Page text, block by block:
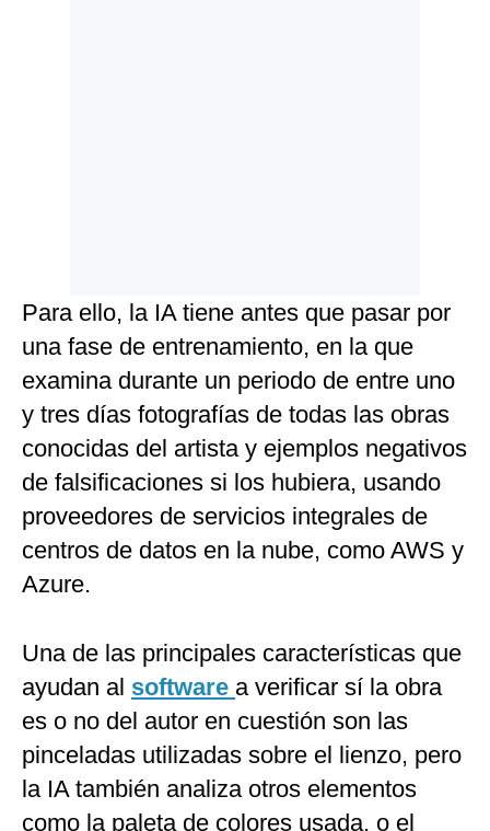
Para ello, la IA tiene antes que pasar por
una fase de entrenamiento, en la que
examina durante un periodo de entre uno
y tres días fotografías de todas las obras
conocidas del artista y ejemplos negativos
de falsificaciones si los hubiera, usando
proveedores de servicios integrales de
centros de datos en la nube, como AWS y
Azure.
Una de las principales características que
ayudan al software a verificar sí la obra
es o no del autor en cuestión son las
pinceladas utilizadas sobre el lienzo, pero
la IA también analiza otros elementos
como la paleta de colores usada, o el